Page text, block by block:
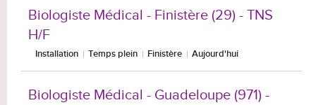
Biologiste Médical - Finistère (29) - TNS
H/F
Installation Temps plein Finistère Aujourd'hui
Biologiste Médical - Guadeloupe (971) -